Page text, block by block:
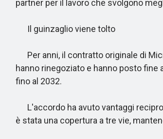
partner per il lavoro che svolgono
Il guinzaglio viene tolto
Per anni, il contratto originale di
hanno rinegoziato e hanno posto
fino al 2032.
L'accordo ha avuto vantaggi
è stata una copertura a tre vie,